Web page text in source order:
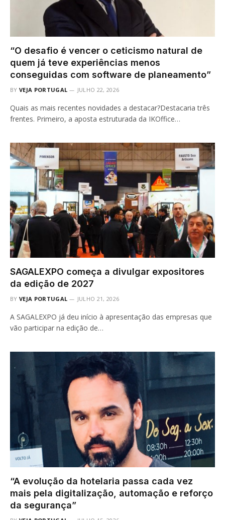
“O desafio é vencer o ceticismo natural de
quem já teve experiências menos
conseguidas com software de planeamento”
BY VEJA PORTUGAL JULHO 22, 2026
Quais as mais recentes novidades a destacar?Destacaria três
frentes. Primeiro, a aposta estruturada da IKOffice…
SAGALEXPO começa a divulgar expositores
da edição de 2027
BY VEJA PORTUGAL JULHO 21, 2026
A SAGALEXPO já deu início à apresentação das empresas que
vão participar na edição de…
“A evolução da hotelaria passa cada vez
mais pela digitalização, automação e reforço
da segurança”